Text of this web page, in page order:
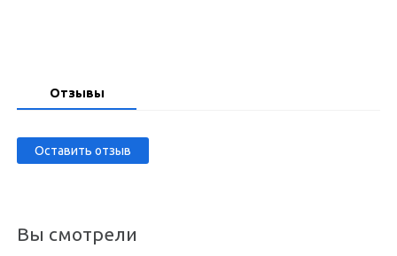
Отзывы
Оставить отзыв
Вы смотрели